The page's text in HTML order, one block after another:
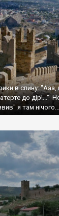
в спину:
до дір!..."
я там